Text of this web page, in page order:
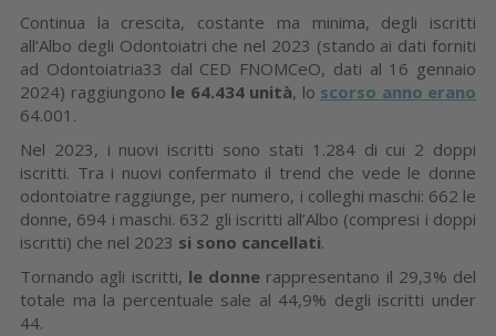
Continua la crescita, costante ma minima, degli iscritti
all’Albo degli Odontoiatri che nel 2023 (stando ai dati forniti
ad Odontoiatria33 dal CED FNOMCeO, dati al 16 gennaio
2024) raggiungono le 64.434 unità, lo scorso anno erano
64.001.
Nel 2023, i nuovi iscritti sono stati 1.284 di cui 2 doppi
iscritti. Tra i nuovi confermato il trend che vede le donne
odontoiatre raggiunge, per numero, i colleghi maschi: 662 le
donne, 694 i maschi. 632 gli iscritti all’Albo (compresi i doppi
iscritti) che nel 2023 si sono cancellati.
Tornando agli iscritti, le donne rappresentano il 29,3% del
totale ma la percentuale sale al 44,9% degli iscritti under
44.